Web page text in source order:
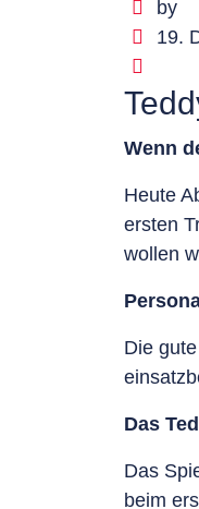
by
19.
Wenn
Heute
ersten
wollen
Die
Das
Das
beim